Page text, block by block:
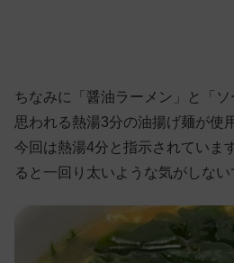
ちなみに「醤油ラーメン」と「
思われる熱湯3分の油揚げ麺が使
今回は熱湯4分と指示されていま
ると一回り太いような気がしない